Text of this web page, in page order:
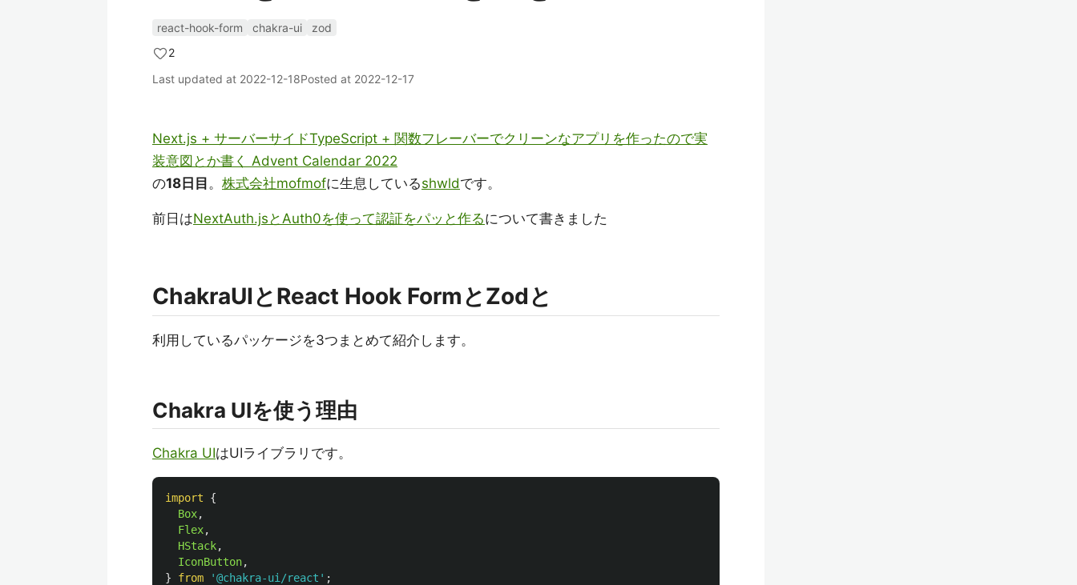
react-hook-form chakra-ui
zod
2
Last updated at 2022-12-18Posted at 2022-12-17
Next.js + サーバーサイドTypeScript + 関数フレーバーでクリーンなアプリを作ったので実
装意図とか書く Advent Calendar 2022
の18日目 。 株式会社mofmofに生息しているshwldです。
前日はNextAuth.jsとAuth0を使って認証をパッと作るについて書きました
ChakraUIとReact Hook FormとZodと
利用しているパッケージを3つまとめて紹介します。
Chakra UIを使う理由
Chakra UIはUIライブラリです。
import
{
Box,
Flex,
HStack,
IconButton,
}
from '@chakra-ui/react ' ;